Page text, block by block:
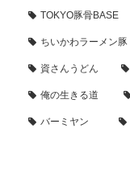
TOKYO豚骨BASE
ちいかわラーメン豚
資さんうどん
俺の生きる道
バーミヤン